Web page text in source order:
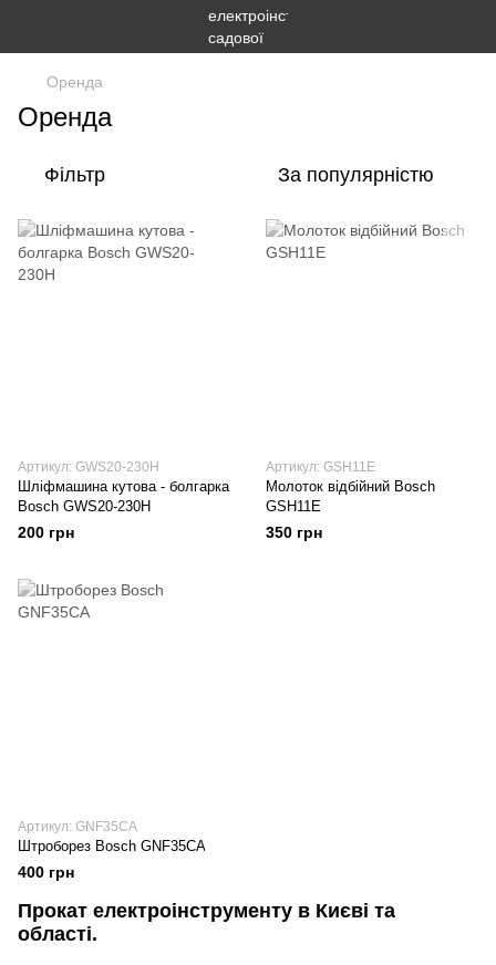
Оренда
Оренда
Фільтр За популярністю
Артикул: GWS20-230H
Шліфмашина кутова - болгарка
Bosch GWS20-230H
200 грн
Артикул: GSH11E
Молоток відбійний Bosch
GSH11E
350 грн
Артикул: GNF35CA
Штроборез Bosch GNF35CA
400 грн
Прокат електроінструменту в Києві та
області.